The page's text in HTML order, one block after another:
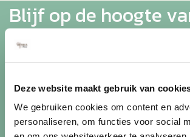
Deze website maakt gebruik van
We gebruiken cookies om content en
personaliseren, om functies voor social
Blijf op de hoogte
mooiste reizen
laatste aanbiedingen. U kunt zich elk
uitschrijven via de afmeldlink in de
Aanmelden